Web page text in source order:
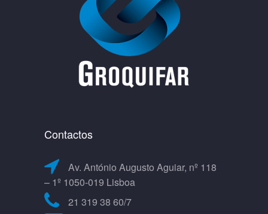
Contactos
Av. António Augusto Aguiar, nº 118
– 1º 1050-019 Lisboa
21 319 38 60/7